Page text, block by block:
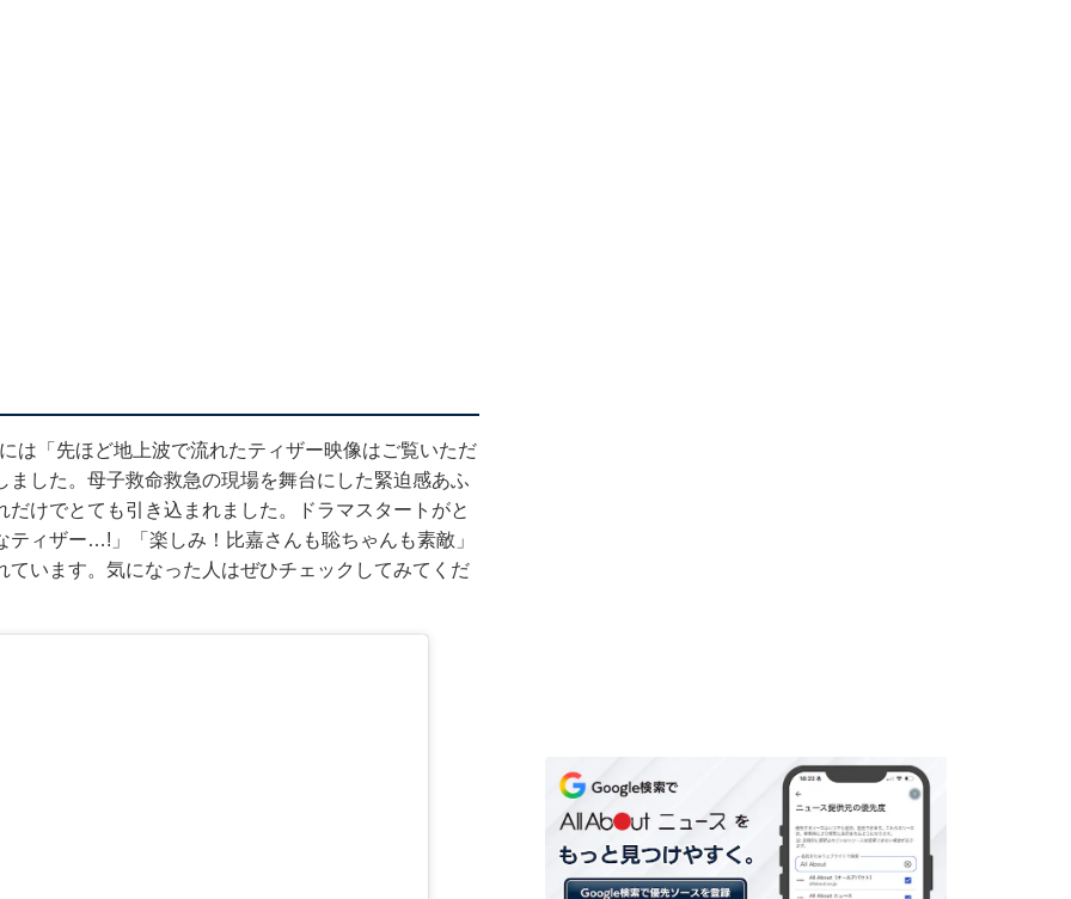
は「先ほど地上波で流れたティザー映像はご覧いただ
した。母子救命救急の現場を舞台にした緊迫感あふ
けでとても引き込まれました。ドラマスタートがと
ィザー…!」「楽しみ！比嘉さんも聡ちゃんも素敵」
います。気になった人はぜひチェックしてみてくだ